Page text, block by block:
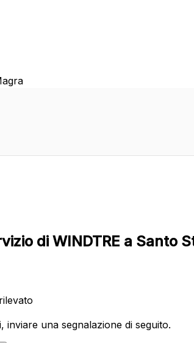
di WINDTRE a Santo
inviare una segnalazione di seguito.